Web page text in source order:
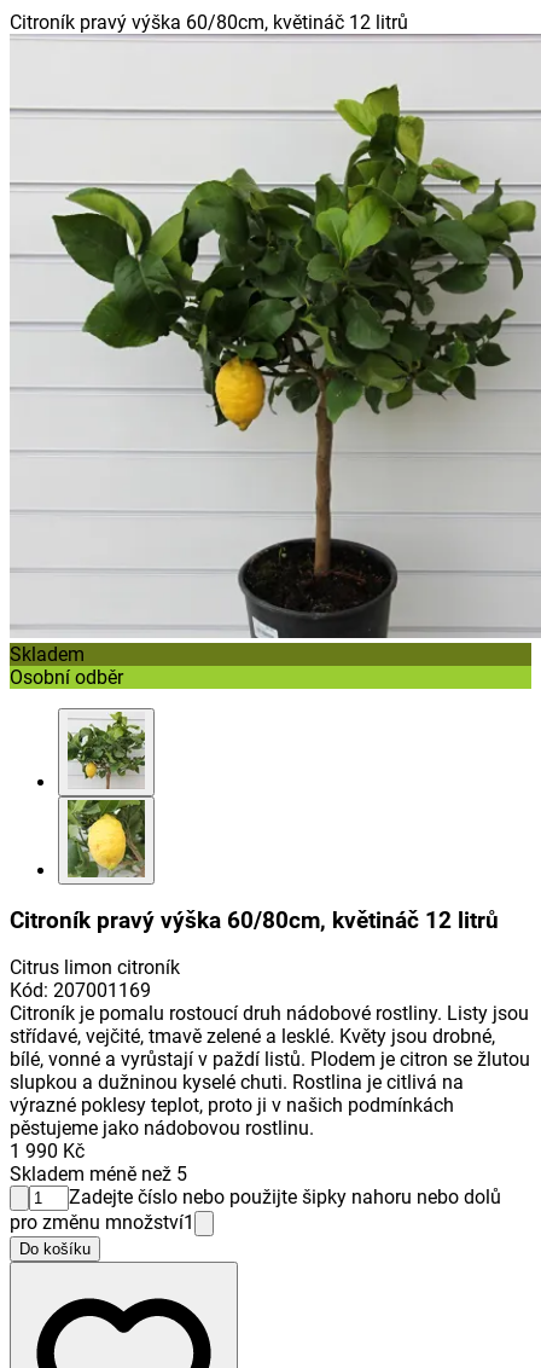
Citroník pravý výška 60/80cm, květináč 12 litrů
Skladem
Osobní odběr
Citroník pravý výška 60/80cm, květináč 12 litrů
Citrus limon citroník
Kód: 207001169
Citroník je pomalu rostoucí druh nádobové rostliny. Listy jsou
střídavé, vejčité, tmavě zelené a lesklé. Květy jsou drobné,
bílé, vonné a vyrůstají v paždí listů. Plodem je citron se žlutou
slupkou a dužninou kyselé chuti. Rostlina je citlivá na
výrazné poklesy teplot, proto ji v našich podmínkách
pěstujeme jako nádobovou rostlinu.
1 990 Kč
Skladem méně než 5
Zadejte číslo nebo použijte šipky nahoru nebo dolů
pro změnu množství1
Do košíku